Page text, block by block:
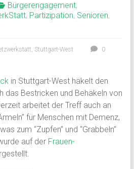
Bürgerengagement,
, Partizipation, Senioren,
, Stuttgart-West
0
in Stuttgart-West häkelt den
das Bestricken und Behäkeln von
arbeitet der Treff auch an
für Menschen mit Demenz,
zum “Zupfen” und “Grabbeln”
auf der Frauen-